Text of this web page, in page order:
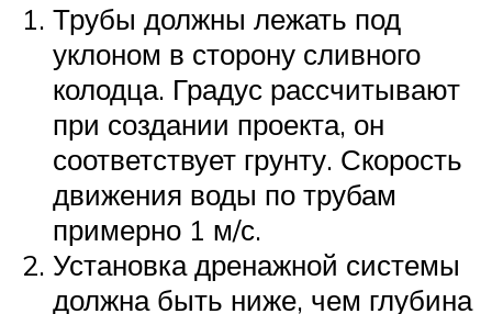
Трубы должны лежать под
уклоном в сторону сливного
колодца. Градус рассчитывают
при создании проекта, он
соответствует грунту. Скорость
движения воды по трубам
примерно 1 м/с.
Установка дренажной системы
должна быть ниже, чем глубина